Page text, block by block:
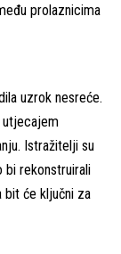
prolaznicima
uzrok nesreće.
utjecajem
Istražitelji su
bi rekonstruirali
bit će ključni za